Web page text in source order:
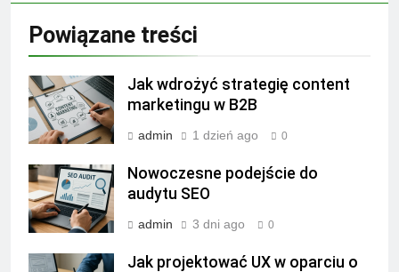
Powiązane treści
Jak wdrożyć strategię content
marketingu w B2B
admin 1 dzień ago 0
Nowoczesne podejście do
audytu SEO
admin 3 dni ago 0
Jak projektować UX w oparciu o